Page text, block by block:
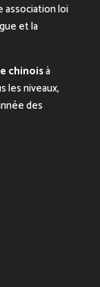
association loi
et la
chinoisà
les niveaux,
des